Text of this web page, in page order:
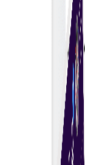
החליטו בביטחון
שלנו מספקת
ולמידת מכונה